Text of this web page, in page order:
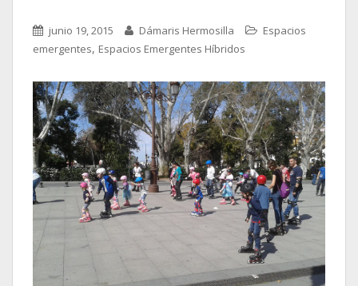
junio 19, 2015 Dámaris Hermosilla
Espacios
emergentes, Espacios Emergentes Híbridos